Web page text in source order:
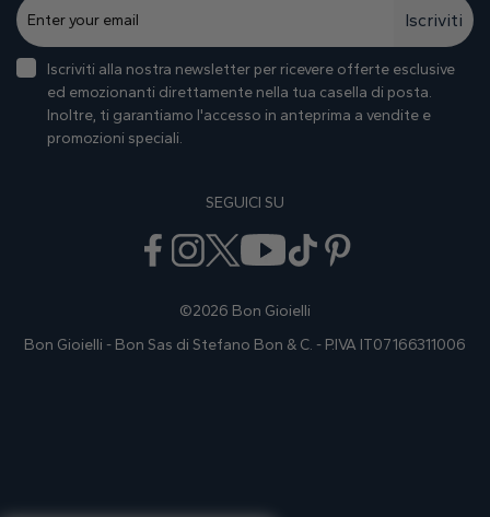
Iscriviti
Iscriviti alla nostra newsletter per ricevere offerte esclusive
ed emozionanti direttamente nella tua casella di posta.
Inoltre, ti garantiamo I'accesso in anteprima a vendite e
promozioni speciali.
SEGUICI SU
©2026 Bon Gioielli
Bon Gioielli - Bon Sas di Stefano Bon & C. - P.IVA IT07166311006